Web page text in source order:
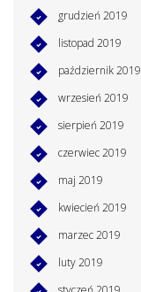
grudzień 2019
listopad 2019
październik 2019
wrzesień 2019
sierpień 2019
czerwiec 2019
maj 2019
kwiecień 2019
marzec 2019
luty 2019